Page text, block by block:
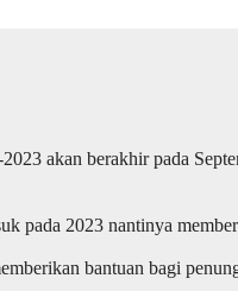
akan berakhir pada
pada 2023 nantinya
bantuan bagi